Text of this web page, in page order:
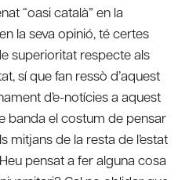
“oasi català” en la
la seva opinió, té certes
superioritat respecte als
sí que fan ressò d’aquest
d’e-notícies a aquest
banda el costum de pensar
mitjans de la resta de l’estat
pensat a fer alguna cosa